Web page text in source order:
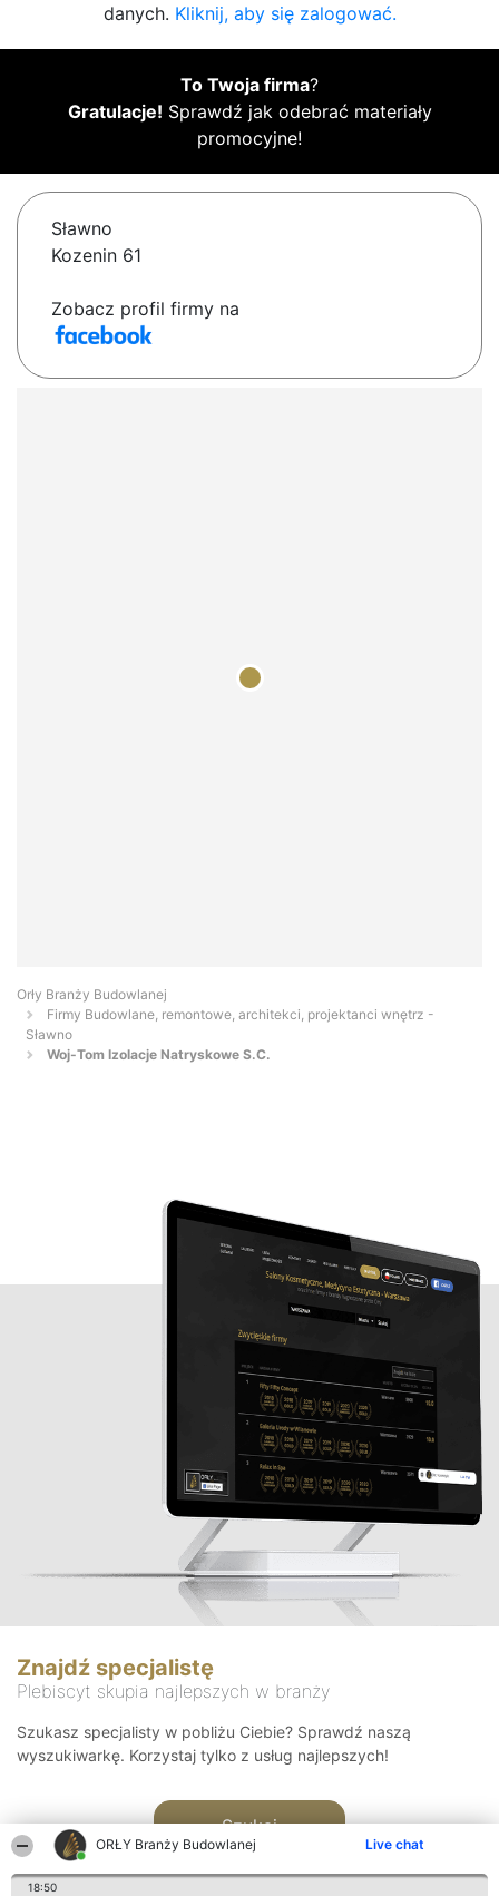
ORŁY Branży Budowlanej Live chat
18:50
danych. Kliknij, aby się zalogować.
To Twoja firma?
Gratulacje! Sprawdź jak odebrać materiały
promocyjne!
Sławno
Kozenin 61
Zobacz profil firmy na
Orły Branży Budowlanej
Firmy Budowlane, remontowe, architekci, projektanci wnętrz -
Sławno
Woj-Tom Izolacje Natryskowe S.C.
Znajdź specjalistę
Plebiscyt skupia najlepszych w branży
Szukasz specjalisty w pobliżu Ciebie? Sprawdź naszą
wyszukiwarkę. Korzystaj tylko z usług najlepszych!
Szukaj